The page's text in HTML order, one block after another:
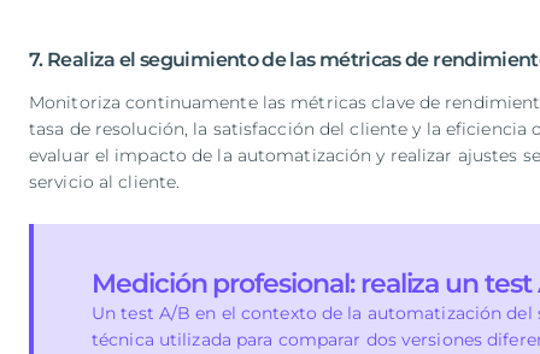
7. Realiza el seguimiento de las métricas de
Monitoriza continuamente las métricas clave de
tasa de resolución, la satisfacción del cliente y la eficiencia
evaluar el impacto de la automatización y realizar ajustes
servicio al cliente.
Medición profesional: realiza un test
Un test A/B en el contexto de la automatización del
técnica utilizada para comparar dos versiones